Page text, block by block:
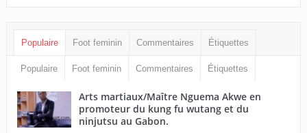
Populaire Foot feminin Commentaires Étiquettes
Populaire Foot feminin Commentaires Étiquettes
Arts martiaux/Maître Nguema Akwe en
promoteur du kung fu wutang et du
ninjutsu au Gabon.